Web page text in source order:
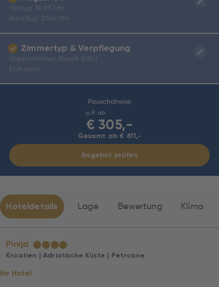
Pauschalreise
p.P. ab
€ 305,-
Gesamt ab € 611,-
Angebot prüfen
Hinflug: 14:05 Uhr
Rückflug: 21:45 Uhr
Zimmertyp & Verpflegung
Doppelzimmer Klassik (DB1)
Frühstück
Hoteldetails Lage Bewertung Klima
Pinija ★★★★
Kroatien | Adriatische Küste | Petrcane
Ihr Hotel